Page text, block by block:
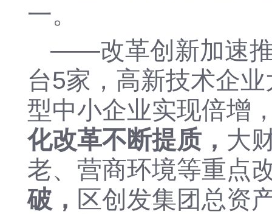
一。
——改革创新加速
台5家， 高新技术企
型中小企业实现倍增
化改革不断提质， 大
老、营商环境等重点
破， 区创发集团总资